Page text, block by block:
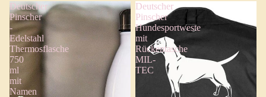
Deutscher
Pinscher
-
Edelstahl
Thermosflasche
750
ml
mit
Namen
Deutscher
Pinscher
Hundesportweste
mit
Rückentasche
MIL-
TEC